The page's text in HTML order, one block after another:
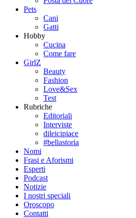
Pets
Cani
Gatti
Hobby
Cucina
Come fare
GirlZ
Beauty
Fashion
Love&Sex
Test
Rubriche
Editoriali
Interviste
dileicipiace
#bellastoria
Nomi
Frasi e Aforismi
Esperti
Podcast
Notizie
I nostri speciali
Oroscopo
Contatti